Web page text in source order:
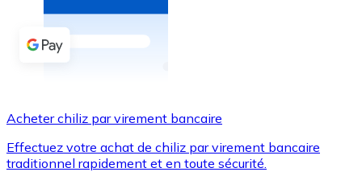
Acheter avec espèces
Virement SEPA
Utilisez les cartes Visa et Mastercard pour acheter
Acheter chiliz par virement bancaire
Effectuez votre achat de chiliz par virement bancaire
traditionnel rapidement et en toute sécurité.